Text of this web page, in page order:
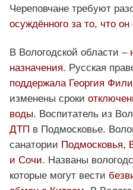
Череповчане требуют
осуждённого за то, что он
В Вологодской области –
назначения. Русская
поддержала Георгия
изменены сроки
воды. Воспитатель из
ДТП в Подмосковье.
санатории Подмосковья,
и Сочи. Названы
которые могут вести